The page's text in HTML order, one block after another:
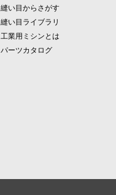
縫い目からさがす
縫い目ライブラリ
工業用ミシンとは
パーツカタログ